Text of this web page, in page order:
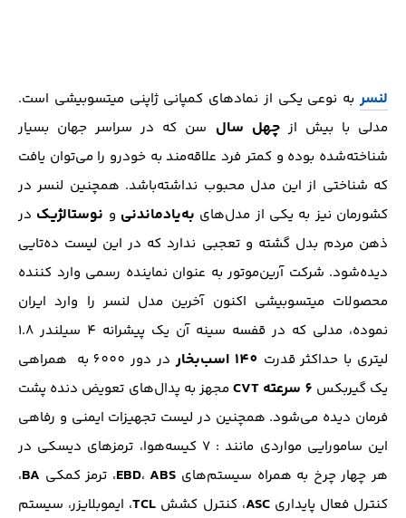
لنسربه نوعی یکی از نماد‌های کمپانی ژاپنی میتسوبیشی است.
مدلی با بیش ازچهل سال سن که در سراسر جهان بسیار
شناخته‌شده بوده و کمتر فرد علاقه‌مند به خودرو را می‌توان یافت
که شناختی از این مدل محبوب نداشته‌باشد. همچنین لنسر در
کشورمان نیز به یکی از مدل‌های به‌یاد‌ماندنی و نوستالژیک در
ذهن مردم بدل گشته و تعجبی ندارد که در این لیست ده‌تایی
دیده‌شود. شرکت آرین‌موتور به عنوان نماینده رسمی وارد کننده
محصولات میتسوبیشی اکنون آخرین مدل لنسر را وارد ایران
نموده، مدلی که در قفسه سینه آن یک پیشرانه 4 سیلندر 1.8
لیتری با حداکثر قدرت 140 اسب‌بخار
در دور 6000 به همراهی
یک گیربکس 6 سرعته CVT
مجهز به پدال‌های تعویض دنده پشت
فرمان دیده‌ می‌شود. همچنین در لیست تجهیزات ایمنی و رفاهی
این سامورایی مواردی مانند : 7 کیسه‌هوا، ترمز‌های دیسکی در
هر چهار چرخ به همراه سیستم‌های
EBD،ABS ، ترمز کمکی BA،
کنترل فعال پایداریASC، کنترل کشش TCL، ایموبلایزر، سیستم